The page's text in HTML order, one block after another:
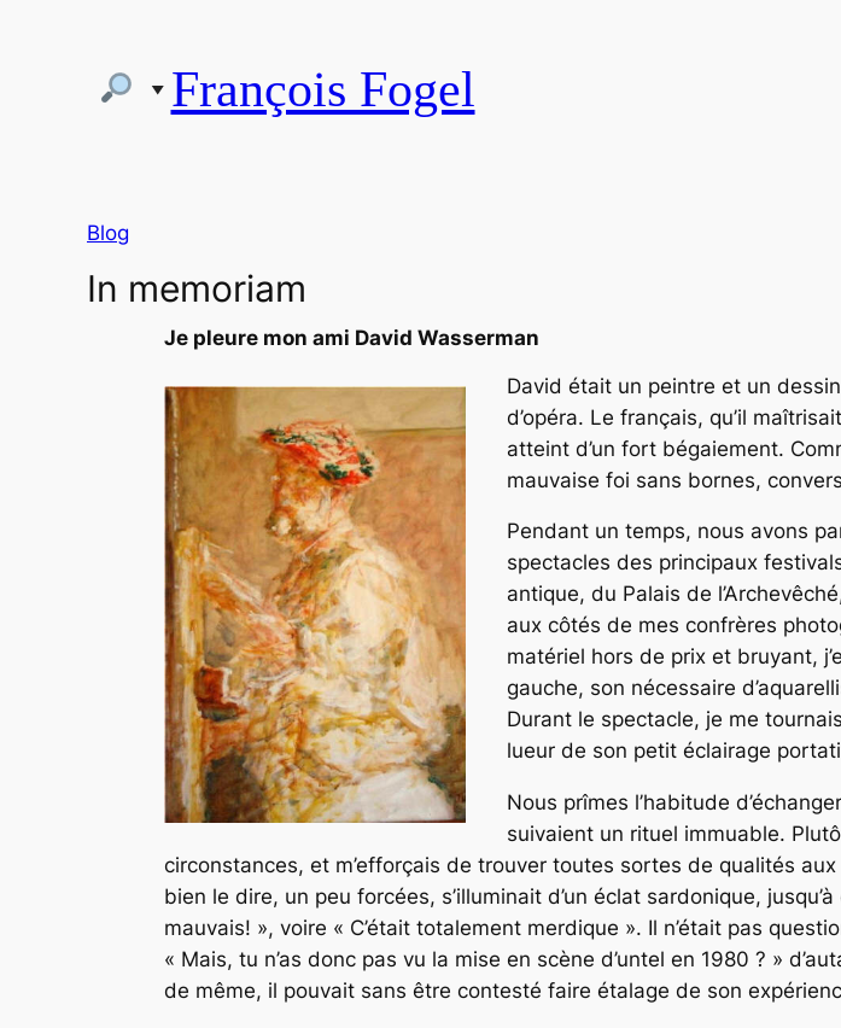
François Fogel
Blog
In memoriam
Je pleure mon ami David Wasserman
David était un peintre et un
d’opéra. Le français, qu’il
atteint d’un fort bégaiement.
mauvaise foi sans bornes,
Pendant un temps, nous avons
spectacles des principaux
antique, du Palais de
aux côtés de mes confrères
matériel hors de prix et bruyant,
gauche, son nécessaire
Durant le spectacle, je me
lueur de son petit éclairage
Nous prîmes l’habitude
suivaient un rituel immuable.
circonstances, et m’efforçais de trouver toutes sortes de qualités
bien le dire, un peu forcées, s’illuminait d’un éclat sardonique,
mauvais! », voire « C’était totalement merdique ». Il n’était pas
« Mais, tu n’as donc pas vu la mise en scène d’untel en 1980 ? »
de même, il pouvait sans être contesté faire étalage de son